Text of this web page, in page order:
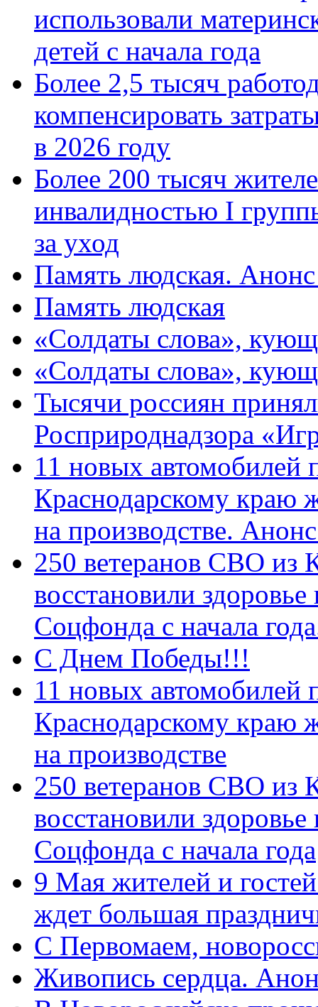
использовали
детей с начала года
Более 2,5 тысяч
компенсировать
в 2026 году
Более 200 тысяч
инвалидностью I
за уход
Память людская.
Память людская
«Солдаты слова»,
«Солдаты слова»,
Тысячи россиян
Росприроднадзора
11 новых автомобилей
Краснодарскому краю
на производстве.
250 ветеранов СВО из
восстановили
Соцфонда с начала
С Днем Победы!!!
11 новых автомобилей
Краснодарскому краю
на производстве
250 ветеранов СВО из
восстановили
Соцфонда с начала года
9 Мая жителей и
ждет большая
C Первомаем,
Живопись сердца.